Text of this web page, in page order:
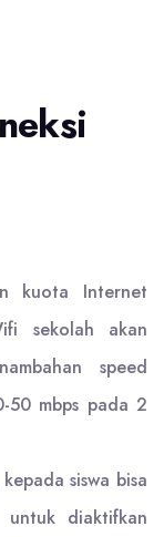
kuota Internet
sekolah akan
speed
50 mbps pada 2
siswa bisa
diaktifkan